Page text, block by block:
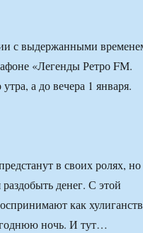
с выдержанными
«Легенды Ретро FМ.
а до вечера 1 января.
в своих ролях, но
денег. С этой
как
ночь. И тут…